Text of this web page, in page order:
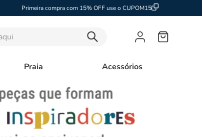
Primeira compra com 15% OFF use o CUPOM15
Praia Acessórios